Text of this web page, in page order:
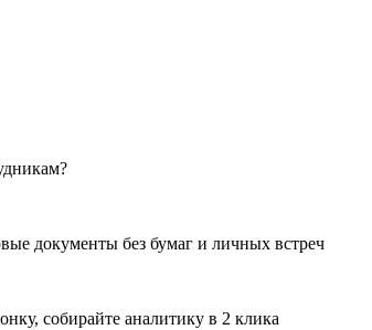
документы без бумаг и личных встреч
собирайте аналитику в 2 клика